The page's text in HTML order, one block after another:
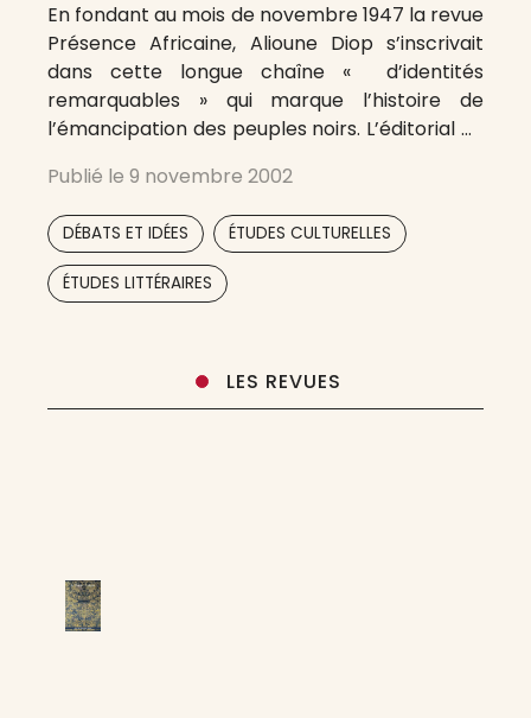
En fondant au mois de novembre 1947 la revue
Présence Africaine, Alioune Diop s’inscrivait
dans cette longue chaîne « d’identités
remarquables » qui marque l’histoire de
l’émancipation des peuples noirs. L’éditorial du
Alioune Diop choisit pour son intitulé le
proverbe toucouleur, Niam n’goura – Niam
n’goura vana niam m’paya,
Publié le 9 novembre 2002
DÉBATS ET IDÉES ÉTUDES CULTURELLES
ÉTUDES LITTÉRAIRES
LES REVUES